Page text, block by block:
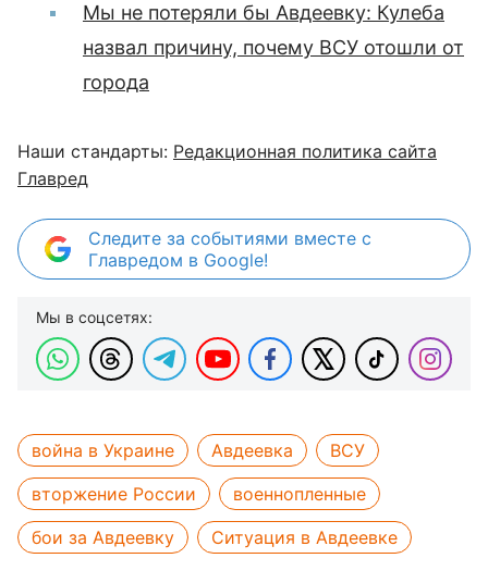
Мы не потеряли бы Авдеевку: Кулеба
назвал причину, почему ВСУ отошли от
города
Наши стандарты: Редакционная политика сайта
Главред
Следите за событиями вместе с
Главредом в Google!
Мы в соцсетях:
война в Украине Авдеевка
ВСУ
вторжение России
военнопленные
бои за Авдеевку
Ситуация в Авдеевке